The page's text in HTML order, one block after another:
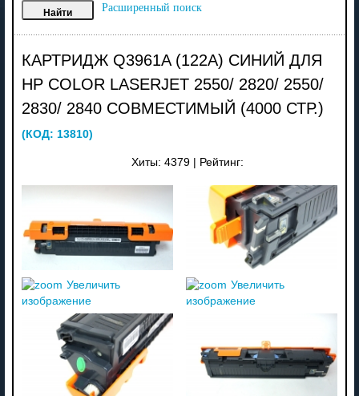
Расширенный поиск
КАРТРИДЖ Q3961A (122A) СИНИЙ ДЛЯ
HP COLOR LASERJET 2550/ 2820/ 2550/
2830/ 2840 СОВМЕСТИМЫЙ (4000 СТР.)
(КОД: 13810)
Хиты: 4379 Рейтинг:
Увеличить
изображение
Увеличить
изображение